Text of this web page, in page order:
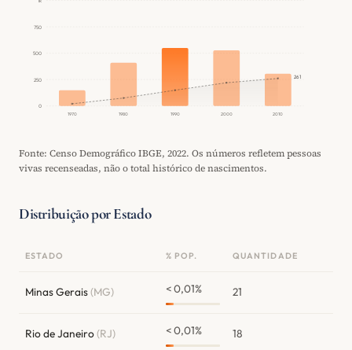
0
250
500
750
1970 1980 1990 2000 2010
261
Fonte: Censo Demográfico IBGE, 2022. Os números refletem pessoas
vivas recenseadas, não o total histórico de nascimentos.
Distribuição por Estado
ESTADO % POP. QUANTIDADE
Minas Gerais(MG) < 0,01% 21
Rio de Janeiro(RJ) < 0,01% 18